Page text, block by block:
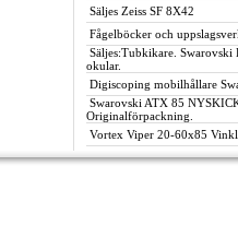
Säljes Zeiss SF 8X42
Fågelböcker och
Säljes:Tubkikare.
okular.
Digiscoping mobilhållare
Swarovski ATX 85
Originalförpackning.
Vortex Viper 20-60x85